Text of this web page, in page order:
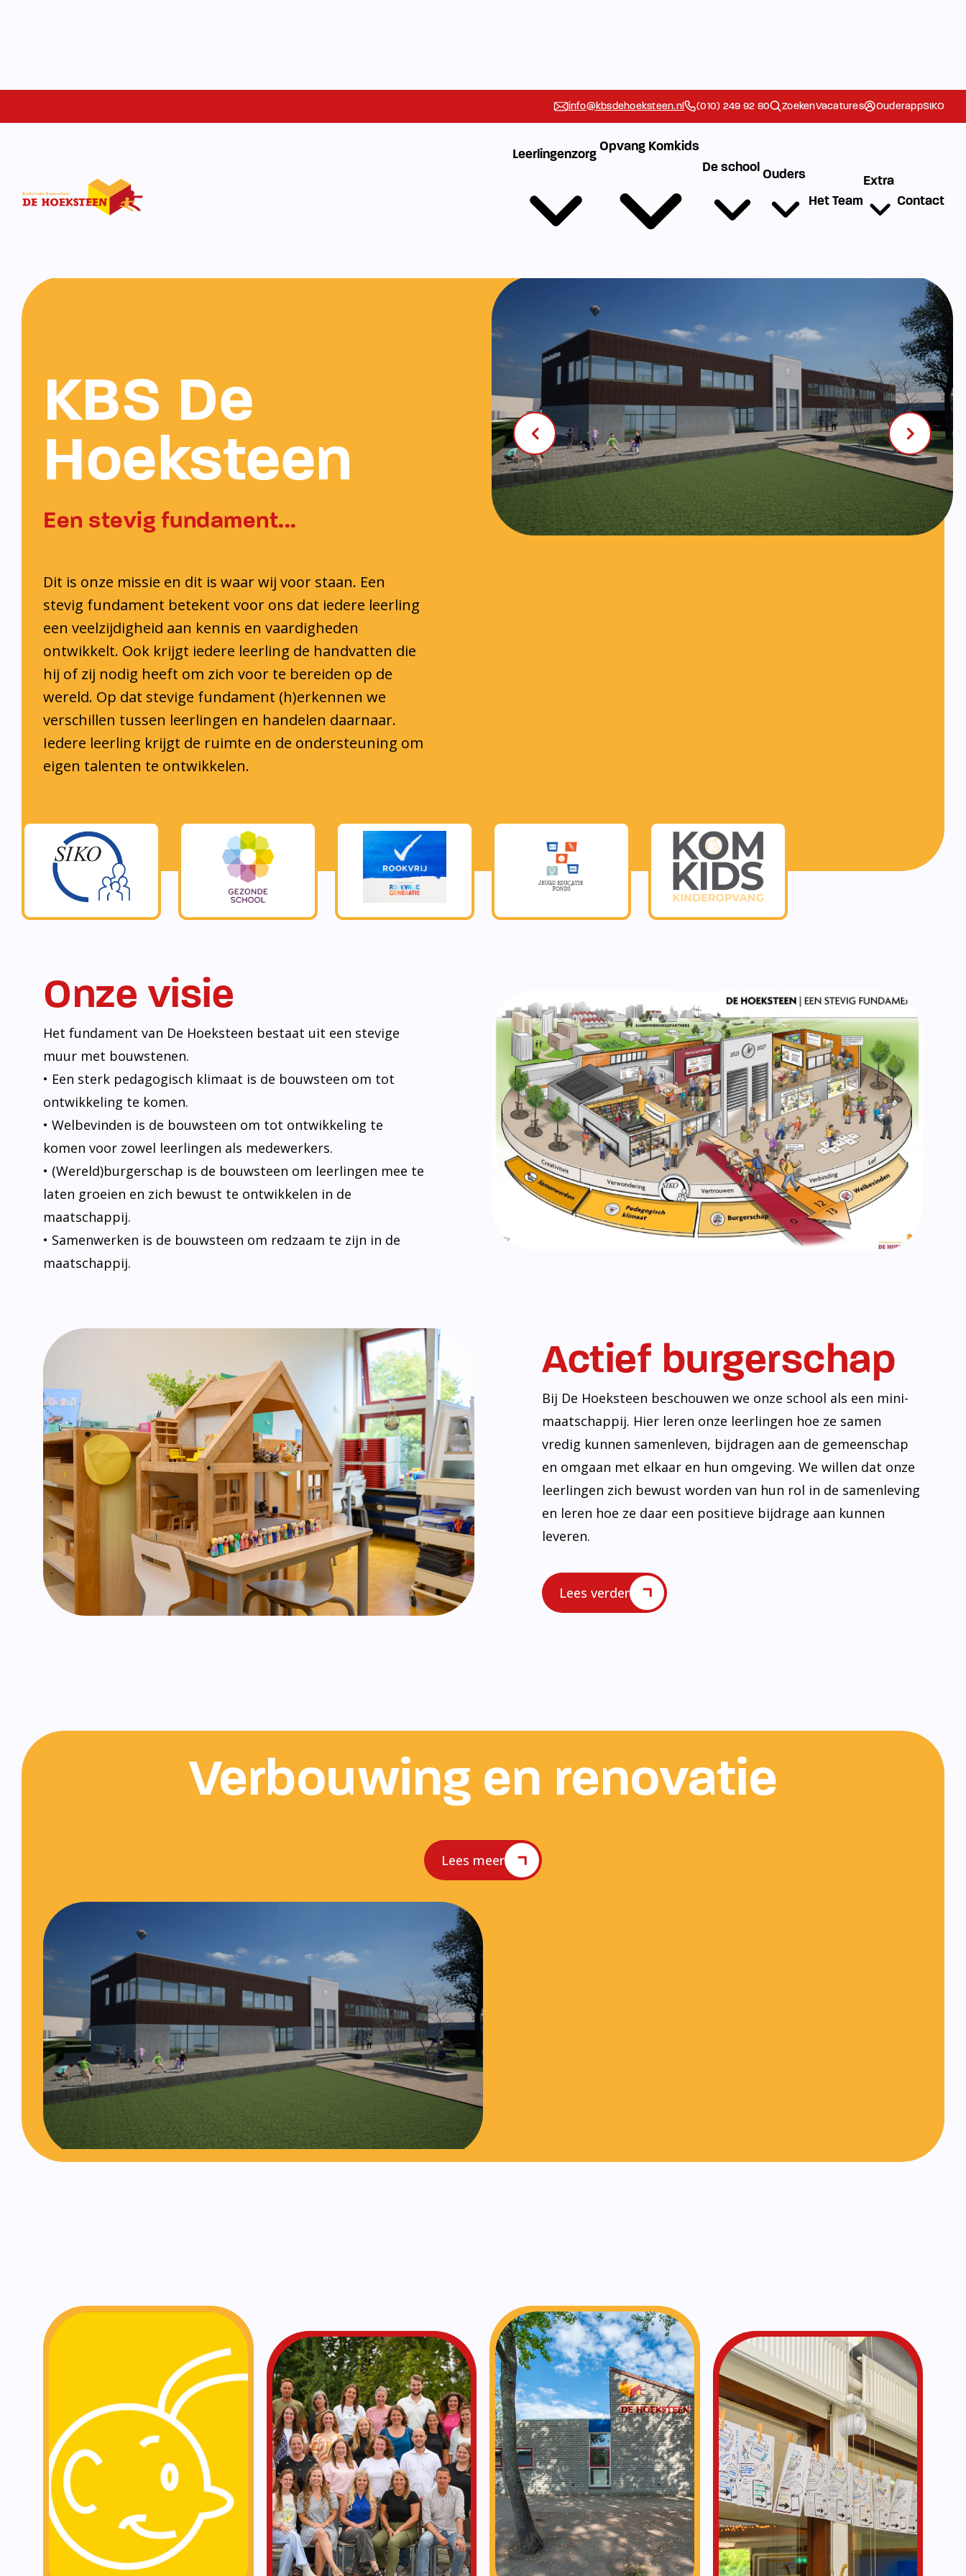
De schoolOuders
Het Team
Extra
Contact
Schoolgids Rondleiding Ziek/Absent
melden
KBS De
Hoeksteen
stevig fundament betekent voor ons dat iedere leerling
een veelzijdigheid aan kennis en vaardigheden
ontwikkelt. Ook krijgt iedere leerling de handvatten die
hij of zij nodig heeft om zich voor te bereiden op de
wereld. Op dat stevige fundament (h)erkennen we
verschillen tussen leerlingen en handelen daarnaar.
Iedere leerling krijgt de ruimte en de ondersteuning om
eigen talenten te ontwikkelen.
Onze visie
muur met bouwstenen.
• Een sterk pedagogisch klimaat is de bouwsteen om tot
ontwikkeling te komen.
• Welbevinden is de bouwsteen om tot ontwikkeling te
komen voor zowel leerlingen als medewerkers.
• (Wereld)burgerschap is de bouwsteen om leerlingen mee te
laten groeien en zich bewust te ontwikkelen in de
maatschappij.
• Samenwerken is de bouwsteen om redzaam te zijn in de
maatschappij.
Actief burgerschap
Bij De Hoeksteen beschouwen we onze school als een mini-
maatschappij. Hier leren onze leerlingen hoe ze samen
vredig kunnen samenleven, bijdragen aan de gemeenschap
en omgaan met elkaar en hun omgeving. We willen dat onze
leerlingen zich bewust worden van hun rol in de samenleving
en leren hoe ze daar een positieve bijdrage aan kunnen
leveren.
Lees verder
Verbouwing en renovatie
Lees meer